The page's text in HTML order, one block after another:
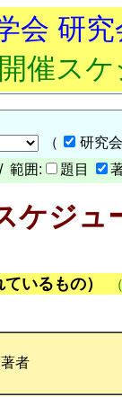
会 研
催ス
（
研究
/ 範囲: 題目
ケジュ
いるもの）
者